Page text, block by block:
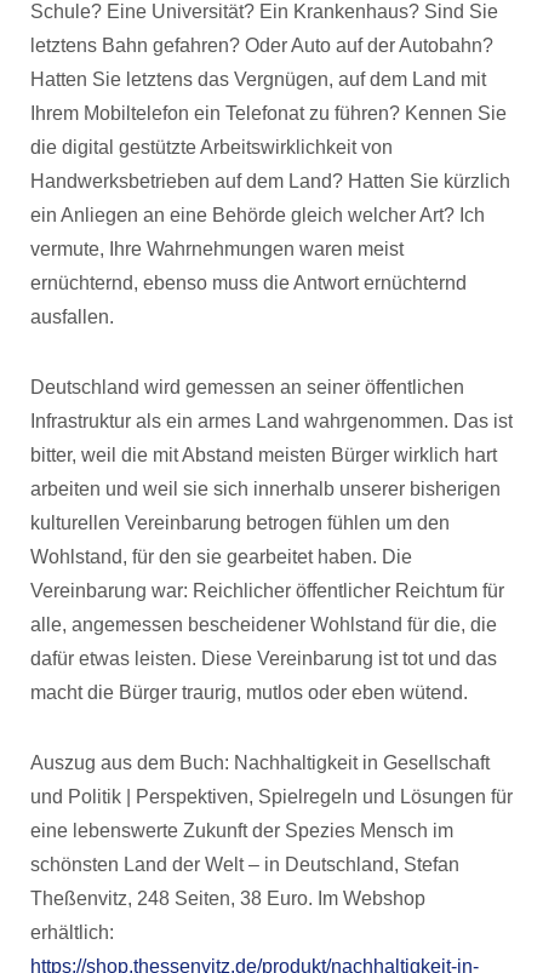
Schule? Eine Universität? Ein Krankenhaus? Sind Sie
letztens Bahn gefahren? Oder Auto auf der Autobahn?
Hatten Sie letztens das Vergnügen, auf dem Land mit
Ihrem Mobiltelefon ein Telefonat zu führen? Kennen Sie
die digital gestützte Arbeitswirklichkeit von
Handwerksbetrieben auf dem Land? Hatten Sie kürzlich
ein Anliegen an eine Behörde gleich welcher Art? Ich
vermute, Ihre Wahrnehmungen waren meist
ernüchternd, ebenso muss die Antwort ernüchternd
ausfallen.
Deutschland wird gemessen an seiner öffentlichen
Infrastruktur als ein armes Land wahrgenommen. Das ist
bitter, weil die mit Abstand meisten Bürger wirklich hart
arbeiten und weil sie sich innerhalb unserer bisherigen
kulturellen Vereinbarung betrogen fühlen um den
Wohlstand, für den sie gearbeitet haben. Die
Vereinbarung war: Reichlicher öffentlicher Reichtum für
alle, angemessen bescheidener Wohlstand für die, die
dafür etwas leisten. Diese Vereinbarung ist tot und das
macht die Bürger traurig, mutlos oder eben wütend.
Auszug aus dem Buch: Nachhaltigkeit in Gesellschaft
und Politik | Perspektiven, Spielregeln und Lösungen für
eine lebenswerte Zukunft der Spezies Mensch im
schönsten Land der Welt – in Deutschland, Stefan
Theßenvitz, 248 Seiten, 38 Euro. Im Webshop
erhältlich:
https://shop.thessenvitz.de/produkt/nachhaltigkeit-in-